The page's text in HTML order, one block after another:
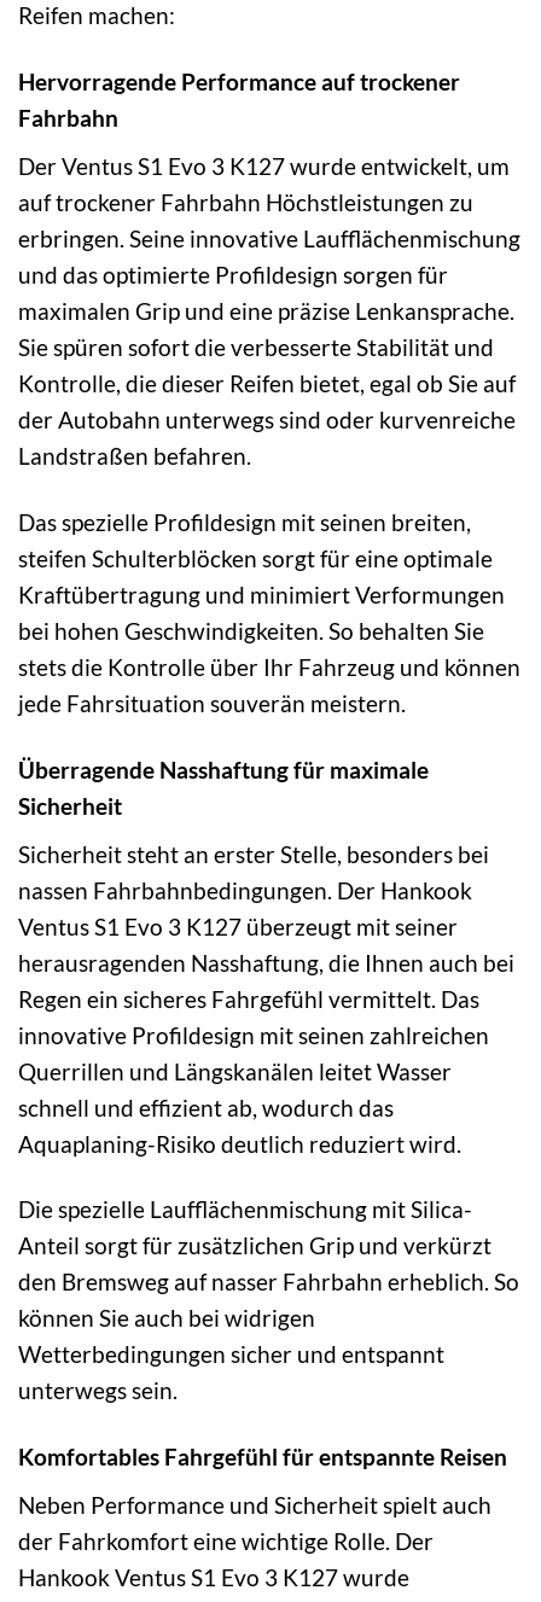
Reifen machen:
Hervorragende Performance auf trockener
Fahrbahn
Der Ventus S1 Evo 3 K127 wurde entwickelt, um
auf trockener Fahrbahn Höchstleistungen zu
erbringen. Seine innovative Laufflächenmischung
und das optimierte Profildesign sorgen für
maximalen Grip und eine präzise Lenkansprache.
Sie spüren sofort die verbesserte Stabilität und
Kontrolle, die dieser Reifen bietet, egal ob Sie auf
der Autobahn unterwegs sind oder kurvenreiche
Landstraßen befahren.
Das spezielle Profildesign mit seinen breiten,
steifen Schulterblöcken sorgt für eine optimale
Kraftübertragung und minimiert Verformungen
bei hohen Geschwindigkeiten. So behalten Sie
stets die Kontrolle über Ihr Fahrzeug und können
jede Fahrsituation souverän meistern.
Überragende Nasshaftung für maximale
Sicherheit
Sicherheit steht an erster Stelle, besonders bei
nassen Fahrbahnbedingungen. Der Hankook
Ventus S1 Evo 3 K127 überzeugt mit seiner
herausragenden Nasshaftung, die Ihnen auch bei
Regen ein sicheres Fahrgefühl vermittelt. Das
innovative Profildesign mit seinen zahlreichen
Querrillen und Längskanälen leitet Wasser
schnell und effizient ab, wodurch das
Aquaplaning-Risiko deutlich reduziert wird.
Die spezielle Laufflächenmischung mit Silica-
Anteil sorgt für zusätzlichen Grip und verkürzt
den Bremsweg auf nasser Fahrbahn erheblich. So
können Sie auch bei widrigen
Wetterbedingungen sicher und entspannt
unterwegs sein.
Komfortables Fahrgefühl für entspannte Reisen
Neben Performance und Sicherheit spielt auch
der Fahrkomfort eine wichtige Rolle. Der
Hankook Ventus S1 Evo 3 K127 wurde